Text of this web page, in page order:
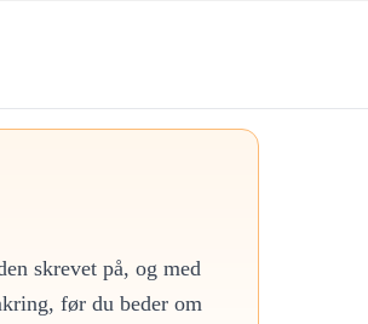
skrevet på, og med
før du beder om